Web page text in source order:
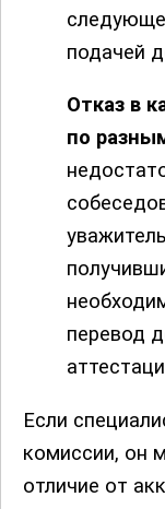
подачей
Отказ в
по
перевод
Если
комиссии, он
отличие от